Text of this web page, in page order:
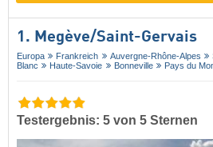
1. Megève/​Saint-Gervais
Europa Frankreich Auvergne-Rhône-Alpes
Blanc
Haute-Savoie Bonneville Pays du
Testergebnis: 5 von 5 Sternen